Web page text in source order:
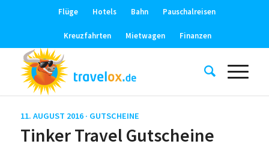
Flüge Hotels Bahn Pauschalreisen
Kreuzfahrten Mietwagen Finanzen
11. AUGUST 2016 · GUTSCHEINE
Tinker Travel Gutscheine